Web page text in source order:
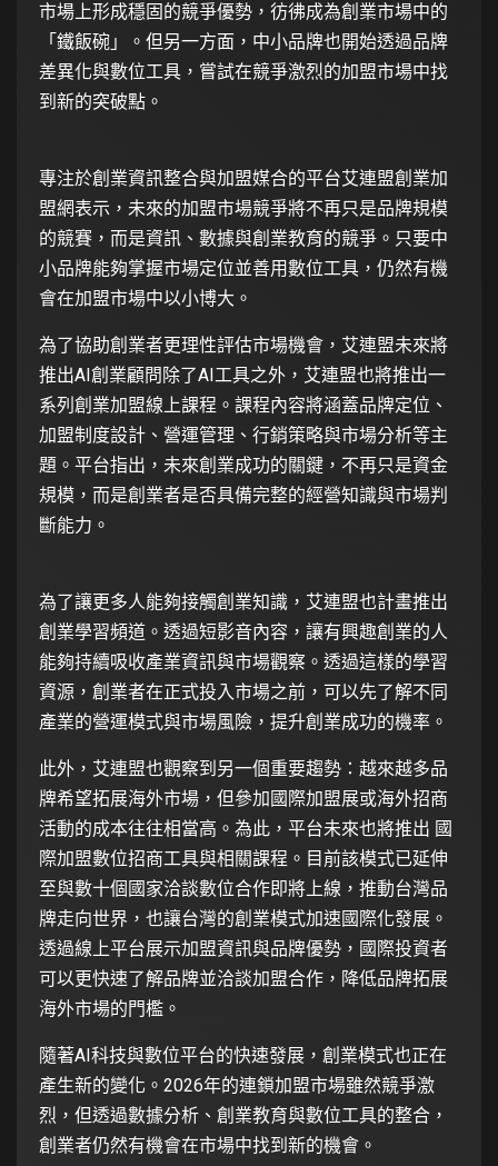
市場上形成穩固的競爭優勢，彷彿成為創業市場中的
「鐵飯碗」。但另一方面，中小品牌也開始透過品牌
差異化與數位工具，嘗試在競爭激烈的加盟市場中找
到新的突破點。
專注於創業資訊整合與加盟媒合的平台艾連盟創業加
盟網表示，未來的加盟市場競爭將不再只是品牌規模
的競賽，而是資訊、數據與創業教育的競爭。只要中
小品牌能夠掌握市場定位並善用數位工具，仍然有機
會在加盟市場中以小博大。
為了協助創業者更理性評估市場機會，艾連盟未來將
推出AI創業顧問除了AI工具之外，艾連盟也將推出一
系列創業加盟線上課程。課程內容將涵蓋品牌定位、
加盟制度設計、營運管理、行銷策略與市場分析等主
題。平台指出，未來創業成功的關鍵，不再只是資金
規模，而是創業者是否具備完整的經營知識與市場判
斷能力。
為了讓更多人能夠接觸創業知識，艾連盟也計畫推出
創業學習頻道。透過短影音內容，讓有興趣創業的人
能夠持續吸收產業資訊與市場觀察。透過這樣的學習
資源，創業者在正式投入市場之前，可以先了解不同
產業的營運模式與市場風險，提升創業成功的機率。
此外，艾連盟也觀察到另一個重要趨勢：越來越多品
牌希望拓展海外市場，但參加國際加盟展或海外招商
活動的成本往往相當高。為此，平台未來也將推出 國
際加盟數位招商工具與相關課程。目前該模式已延伸
至與數十個國家洽談數位合作即將上線，推動台灣品
牌走向世界，也讓台灣的創業模式加速國際化發展。
透過線上平台展示加盟資訊與品牌優勢，國際投資者
可以更快速了解品牌並洽談加盟合作，降低品牌拓展
海外市場的門檻。
隨著AI科技與數位平台的快速發展，創業模式也正在
產生新的變化。2026年的連鎖加盟市場雖然競爭激
烈，但透過數據分析、創業教育與數位工具的整合，
創業者仍然有機會在市場中找到新的機會。